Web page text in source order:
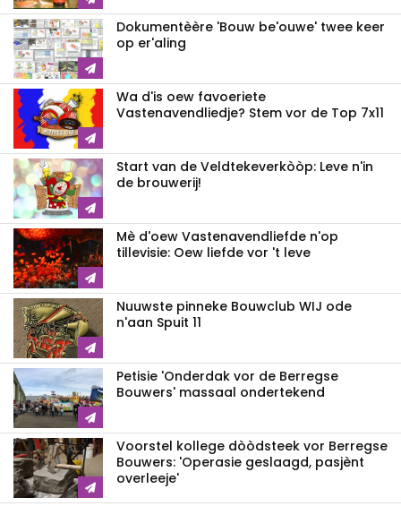
Dokumentèère 'Bouw be'ouwe' twee keer
op er'aling
Wa d'is oew favoeriete
Vastenavendliedje? Stem vor de Top 7x11
Start van de Veldtekeverkòòp: Leve n'in
de brouwerij!
Mè d'oew Vastenavendliefde n'op
tillevisie: Oew liefde vor 't leve
Nuuwste pinneke Bouwclub WIJ ode
n'aan Spuit 11
Petisie 'Onderdak vor de Berregse
Bouwers' massaal ondertekend
Voorstel kollege dòòdsteek vor Berregse
Bouwers: 'Operasie geslaagd, pasjènt
overleeje'